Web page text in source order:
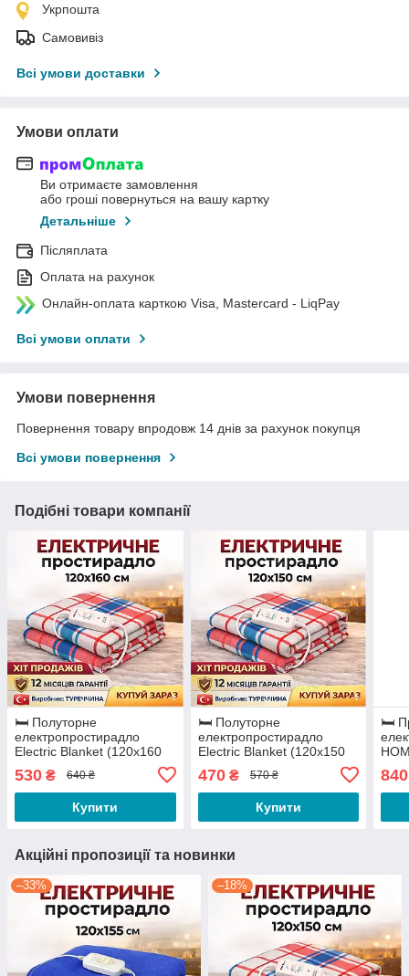
Укрпошта
Самовивіз
Всі умови доставки
Умови оплати
Ви отримаєте замовлення
або гроші повернуться на вашу картку
Детальніше
Післяплата
Оплата на рахунок
Онлайн-оплата карткою Visa, Mastercard - LiqPay
Всі умови оплати
Умови повернення
Повернення товару впродовж 14 днів за рахунок покупця
Всі умови повернення
Подібні товари компанії
🛏️ Полуторне
електропростирадло
Electric Blanket (120х160
530 ₴ 640 ₴
Купити
🛏️ Полуторне
електропростирадло
Electric Blanket (120х150
470₴ 570 ₴
Купити
🛏️
та
840
Акційні пропозиції та новинки
–33% –18%